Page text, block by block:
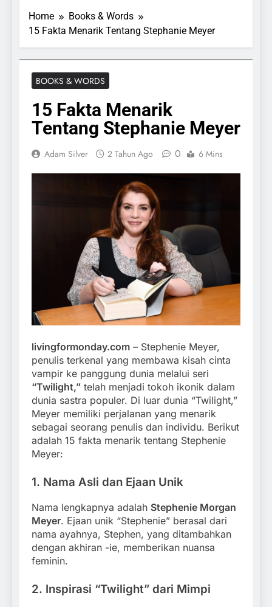
Home
Books & Words
15 Fakta Menarik Tentang Stephanie Meyer
BOOKS & WORDS
15 Fakta Menarik
Tentang Stephanie Meyer
Adam Silver 2 Tahun Ago 0 6 Mins
livingformonday.com – Stephenie Meyer,
penulis terkenal yang membawa kisah cinta
vampir ke panggung dunia melalui seri
“Twilight,” telah menjadi tokoh ikonik dalam
dunia sastra populer. Di luar dunia “Twilight,”
Meyer memiliki perjalanan yang menarik
sebagai seorang penulis dan individu. Berikut
adalah 15 fakta menarik tentang Stephenie
Meyer:
1. Nama Asli dan Ejaan Unik
Nama lengkapnya adalah Stephenie Morgan
Meyer. Ejaan unik “Stephenie” berasal dari
nama ayahnya, Stephen, yang ditambahkan
dengan akhiran -ie, memberikan nuansa
feminin.
2. Inspirasi “Twilight” dari Mimpi